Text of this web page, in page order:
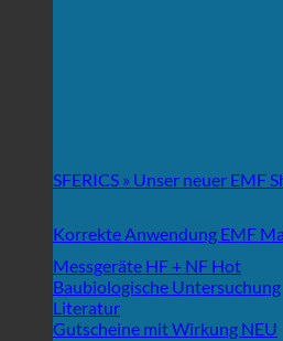
SFERICS » Unser neuer EMF
Korrekte Anwendung EMF
Messgeräte HF + NF
Baubiologische Untersuchung
Literatur
Gutscheine mit Wirkung